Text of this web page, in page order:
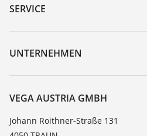
Gerätesuche (Seriennummer)
DTM Collection/PACTware
SERVICE
Geräterücksendung
Trainings
Beständigkeitsliste
TeamViewer
UNTERNEHMEN
Karriere
Über VEGA
Kontakt
VEGA AUSTRIA GMBH
Johann Roithner-Straße 131